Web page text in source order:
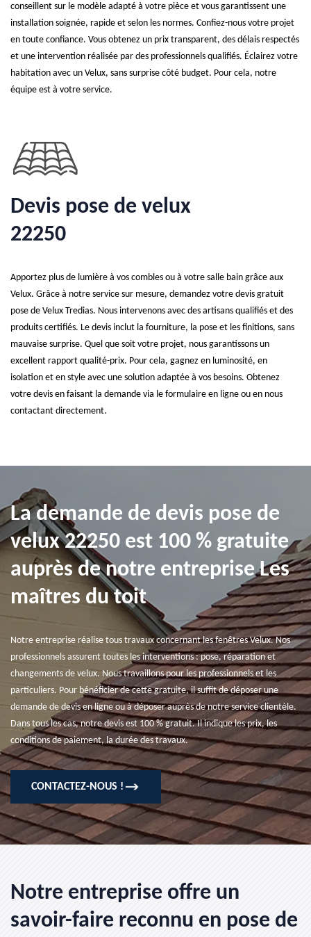
conseillent sur le modèle adapté à votre pièce et vous garantissent une
installation soignée, rapide et selon les normes. Confiez-nous votre projet
en toute confiance. Vous obtenez un prix transparent, des délais respectés
et une intervention réalisée par des professionnels qualifiés. Éclairez votre
habitation avec un Velux, sans surprise côté budget. Pour cela, notre
équipe est à votre service.
Devis pose de velux
22250
Apportez plus de lumière à vos combles ou à votre salle bain grâce aux
Velux. Grâce à notre service sur mesure, demandez votre devis gratuit
pose de Velux Tredias. Nous intervenons avec des artisans qualifiés et des
produits certifiés. Le devis inclut la fourniture, la pose et les finitions, sans
mauvaise surprise. Quel que soit votre projet, nous garantissons un
excellent rapport qualité-prix. Pour cela, gagnez en luminosité, en
isolation et en style avec une solution adaptée à vos besoins. Obtenez
votre devis en faisant la demande via le formulaire en ligne ou en nous
contactant directement.
La demande de devis pose de
velux 22250 est 100 % gratuite
auprès de notre entreprise Les
maîtres du toit
Notre entreprise réalise tous travaux concernant les fenêtres Velux. Nos
professionnels assurent toutes les interventions : pose, réparation et
changements de velux. Nous travaillons pour les professionnels et les
particuliers. Pour bénéficier de cette gratuite, il suffit de déposer une
demande de devis en ligne ou à déposer auprès de notre service clientèle.
Dans tous les cas, notre devis est 100 % gratuit. Il indique les prix, les
conditions de paiement, la durée des travaux.
CONTACTEZ-NOUS !
Notre entreprise offre un
savoir-faire reconnu en pose de